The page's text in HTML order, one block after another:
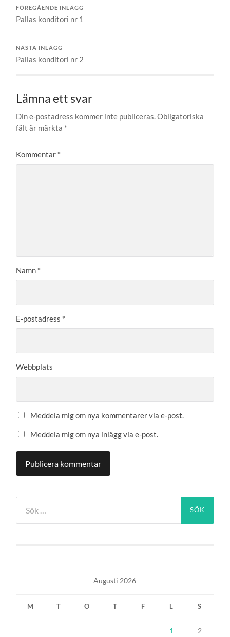
FÖREGÅENDE INLÄGG
Pallas konditori nr 1
NÄSTA INLÄGG
Pallas konditori nr 2
Lämna ett svar
Din e-postadress kommer inte publiceras.Obligatoriska
fält är märkta *
Kommentar *
Namn *
E-postadress *
Webbplats
Meddela mig om nya kommentarer via e-post.
Meddela mig om nya inlägg via e-post.
efter:
Augusti 2026
M T O T F L S
1 2